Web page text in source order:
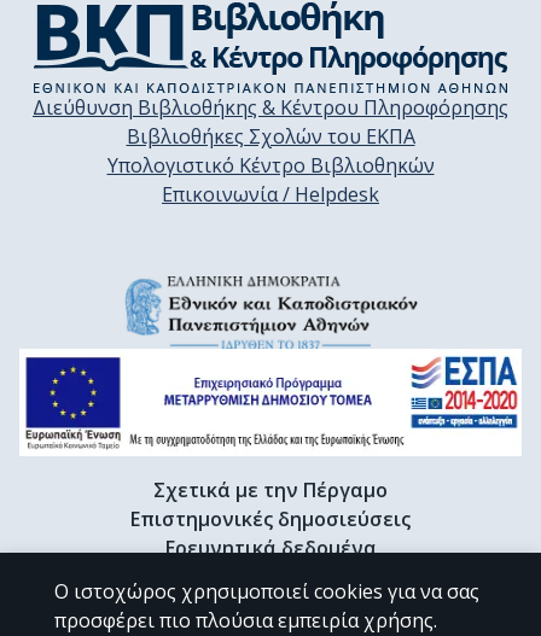
Διεύθυνση Βιβλιοθήκης & Κέντρου Πληροφόρησης
Βιβλιοθήκες Σχολών του ΕΚΠΑ
Υπολογιστικό Κέντρο Βιβλιοθηκών
Επικοινωνία / Helpdesk
Σχετικά με την Πέργαμο
Επιστημονικές δημοσιεύσεις
Ερευνητικά δεδομένα
Διδακτορικές διατριβές & Γκρίζα βιβλιογραφία
Προφίλ Ερευνητή
Ο ιστοχώρος χρησιμοποιεί cookies για να σας
προσφέρει πιο πλούσια εμπειρία χρήσης.